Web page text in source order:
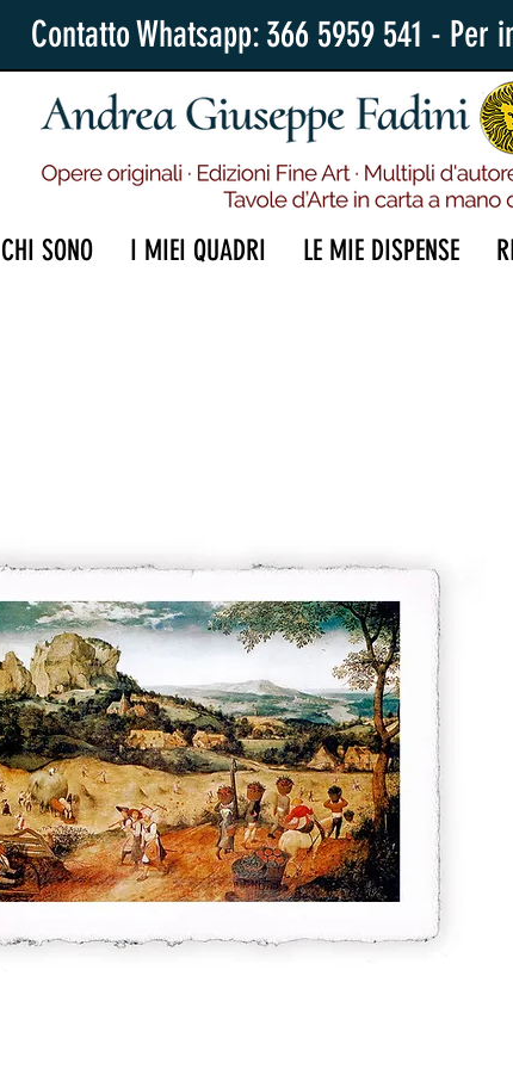
Contatto Whatsapp: 366 5959 541 - Per
CHI SONO I MIEI QUADRI LE MIE DISPENSE